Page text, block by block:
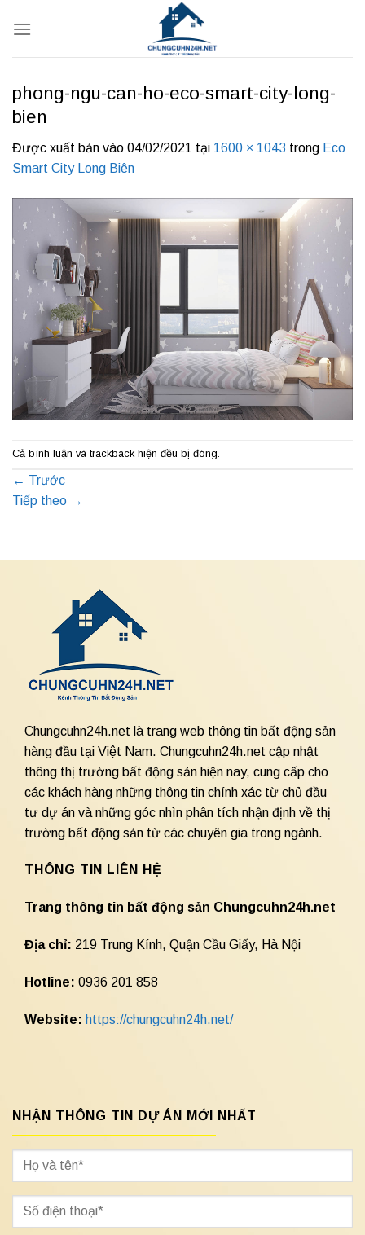
qua
phong-ngu-can-ho-eco-smart-city-long-
bien
Được xuất bản vào 04/02/2021 tại 1600 × 1043 trong Eco
Smart City Long Biên
Cả bình luận và trackback hiện đều bị đóng.
← Trước
Tiếp theo →
Chungcuhn24h.net là trang web thông tin bất động sản
hàng đầu tại Việt Nam. Chungcuhn24h.net cập nhật
thông thị trường bất động sản hiện nay, cung cấp cho
các khách hàng những thông tin chính xác từ chủ đầu
tư dự án và những góc nhìn phân tích nhận định về thị
trường bất động sản từ các chuyên gia trong ngành.
THÔNG TIN LIÊN HỆ
Trang thông tin bất động sản Chungcuhn24h.net
Địa chỉ: 219 Trung Kính, Quận Cầu Giấy, Hà Nội
Hotline: 0936 201 858
Website: https://chungcuhn24h.net/
NHẬN THÔNG TIN DỰ ÁN MỚI NHẤT